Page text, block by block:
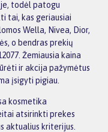
todėl patogu
tai, kas geriausiai
Wella, Nivea, Dior,
o bendras prekių
Žemiausia kaina
ir akcija pažymėtus
įsigyti pigiau.
kosmetika
atsirinkti prekes
aktualius kriterijus.